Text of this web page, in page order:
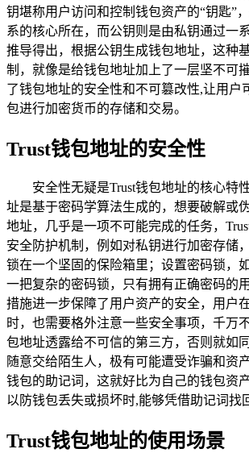
钥堪称用户访问和控制钱包资产的“钥匙”
系的核心所在，而公钥则是由私钥通过一
推导得出，根据公钥生成钱包地址，这种
制，就像是给钱包地址加上了一层坚不可
了钱包地址的安全性和不可篡改性,让用户
包进行加密货币的存储和交易。
Trust钱包地址的安全性
安全性无疑是Trust钱包地址的核心特
址是基于密码学算法生成的，想要破解或
地址，几乎是一项不可能完成的任务，
安全防护机制，例如对私钥进行加密存储
锁在一个坚固的保险箱里；设置密码锁，
一把复杂的密码锁，只有拥有正确密码的
措施进一步保障了用户资产的安全，用户
时，也需要格外注意一些安全事项，千万
包地址透露给不可信的第三方，否则就如
随意交给陌生人，极有可能遭受诈骗和资
钱包的助记词，这就好比为自己的钱包资产
以防钱包丢失或损坏时,能够凭借助记词找
Trust钱包地址的使用场景